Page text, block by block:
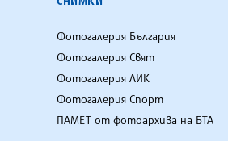
Фотогалерия България
Фотогалерия Свят
Фотогалерия ЛИК
Фотогалерия Спорт
ПАМЕТ от фотоархива на БТА